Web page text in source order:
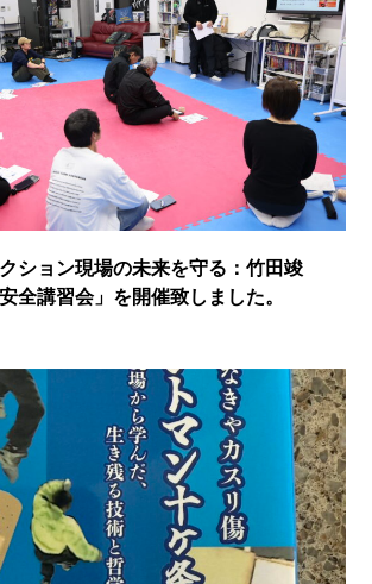
クション現場の未来を守る：竹田竣
全講習会」を開催致しました。